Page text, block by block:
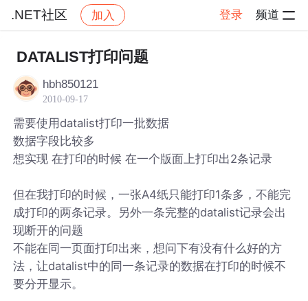
.NET社区 加入 登录 频道
社区 .NET社区 帖子详情
DATALIST打印问题
hbh850121
2010-09-17
需要使用datalist打印一批数据
数据字段比较多
想实现 在打印的时候 在一个版面上打印出2条记录
但在我打印的时候，一张A4纸只能打印1条多，不能完
成打印的两条记录。另外一条完整的datalist记录会出
现断开的问题
不能在同一页面打印出来，想问下有没有什么好的方
法，让datalist中的同一条记录的数据在打印的时候不
要分开显示。